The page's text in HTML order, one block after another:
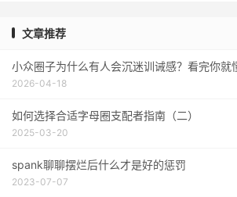
文章推荐
小众圈子为什么有人会沉迷训诫感？看完你就
2026-04-18
如何选择合适字母圈支配者指南（二）
2025-03-20
spank聊聊摆烂后什么才是好的惩罚
2023-07-07